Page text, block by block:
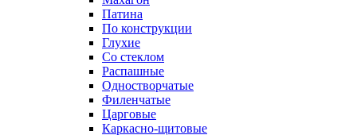
Патина
По конструкции
Глухие
Со стеклом
Распашные
Одностворчатые
Филенчатые
Царговые
Каркасно-щитовые